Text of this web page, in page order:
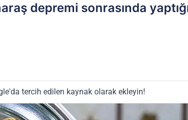
depremi sonrasında
tercih edilen kaynak olarak ekleyin!